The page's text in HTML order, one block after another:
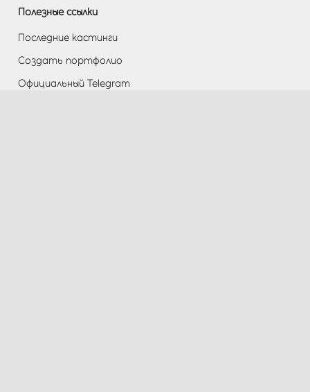
Полезные ссылки
Последние кастинги
Создать портфолио
Официальный Telegram